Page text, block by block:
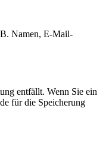
B. Namen, E-Mail-
entfällt. Wenn Sie ein
für die Speicherung